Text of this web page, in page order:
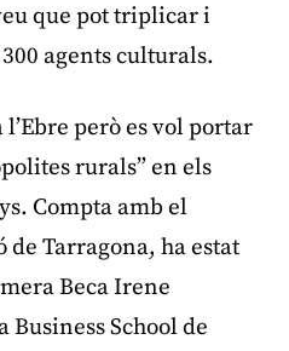
que pot triplicar i
agents culturals.
l’Ebre però es vol portar
rurals” en els
Compta amb el
de Tarragona, ha estat
Beca Irene
Business School de